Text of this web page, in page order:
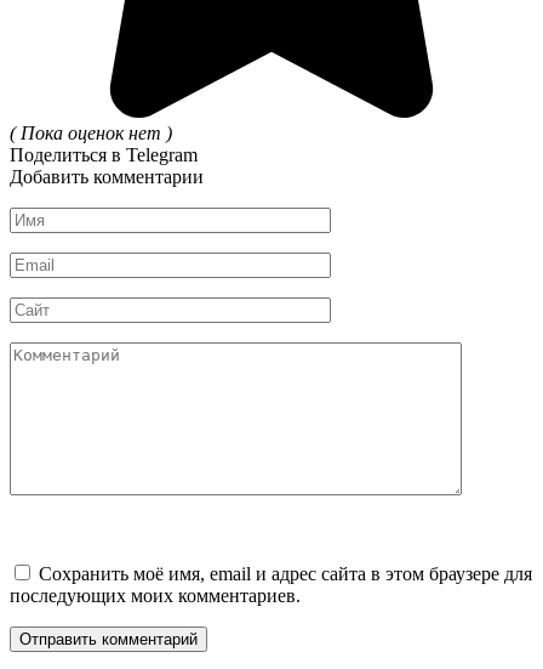
( Пока оценок нет )
Поделиться в Telegram
Добавить комментарии
Имя
*
Email
*
Сайт
Комментарий
Сохранить моё имя, email и адрес сайта в этом браузере для
последующих моих комментариев.